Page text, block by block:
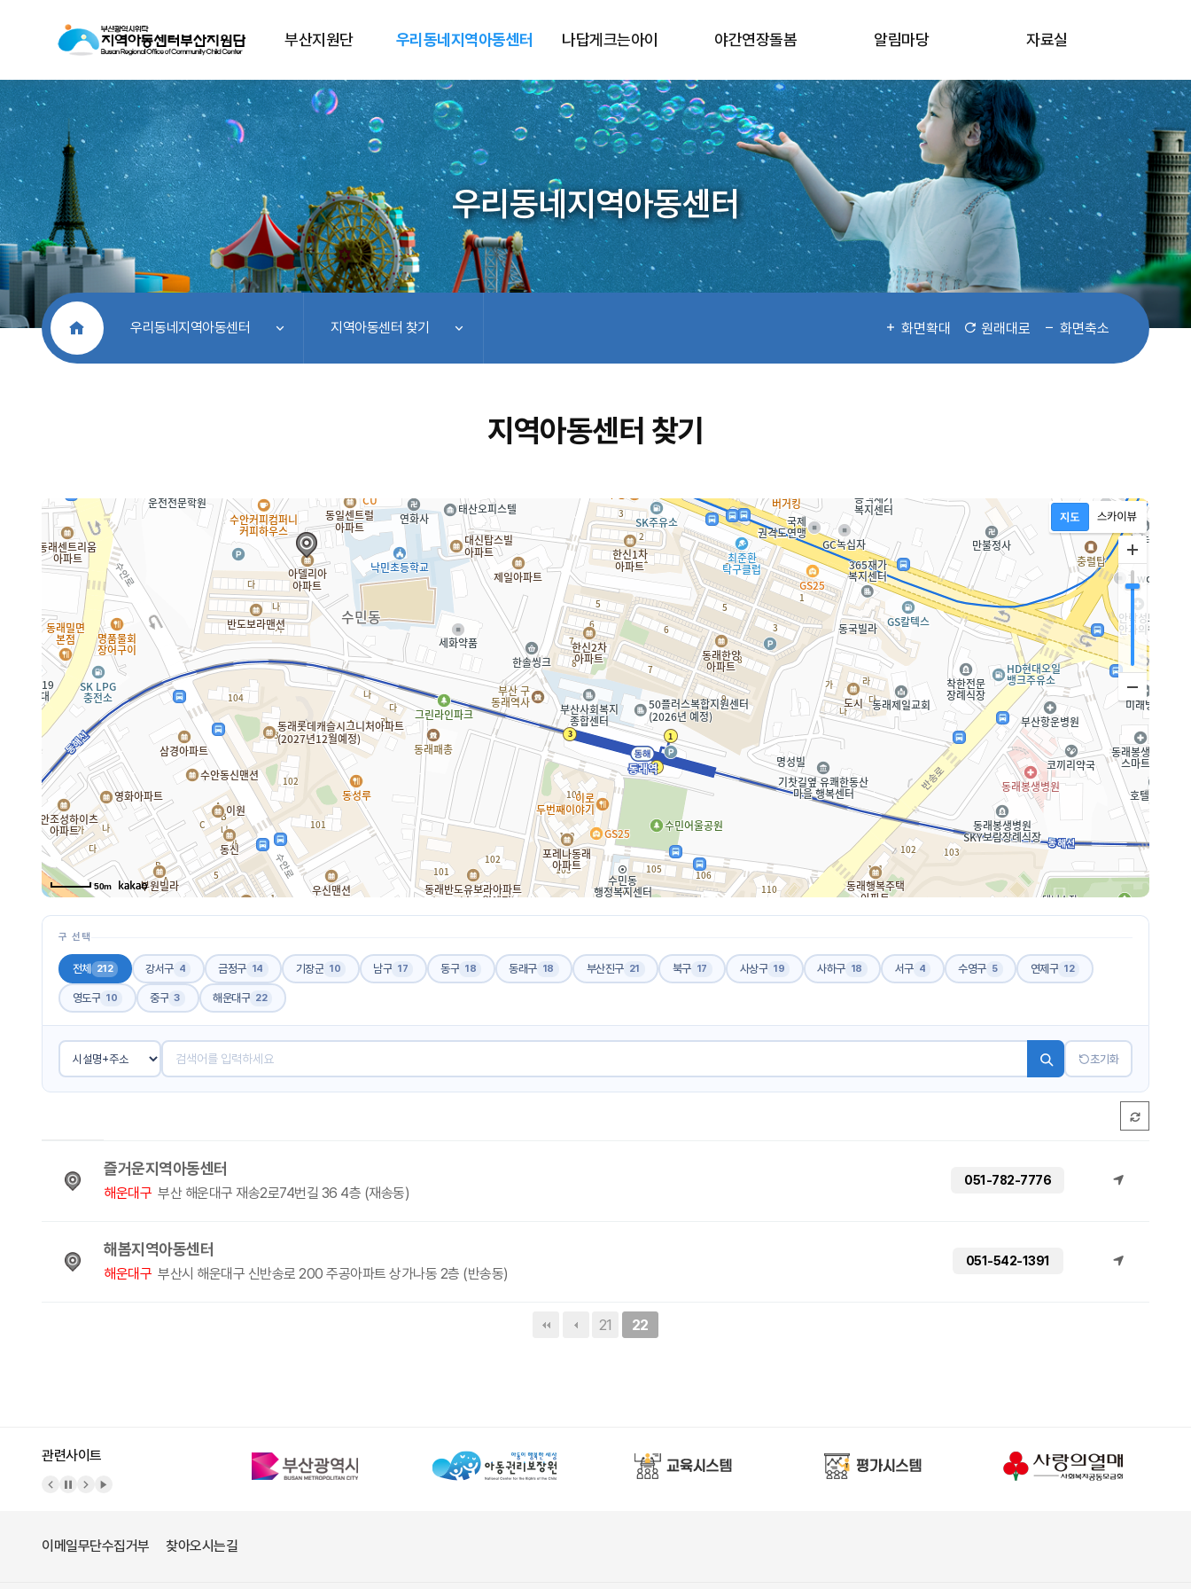
부산지원단 우리동네지역아동센터 나답게크는아이 야간연장돌봄 알림마당 자료실
우리동네지역아동센터
처음으로우리동네지역아동센터 지역아동센터 찾기 화면확대 원래대로 화면축소
지역아동센터 찾기
50m
구 선택
전체 212 강서구 4 금정구 14 기장군 10 남구 17 동구 18 동래구 18 부산진구 21 북구 17 사상구 19 사하구 18 서구 4 수영구 5 연제구 12
영도구 10 중구 3 해운대구 22
초기화
즐거운지역아동센터
해운대구 부산 해운대구 재송2로74번길 36 4층 (재송동)
051-782-7776
해봄지역아동센터
해운대구 부산시 해운대구 신반송로 200 주공아파트 상가나동 2층 (반송동)
051-542-1391
21 22
관련사이트
이메일무단수집거부 찾아오시는길